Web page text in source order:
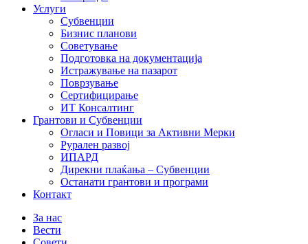
Услуги
Субвенции
Бизнис планови
Советување
Подготовка на документација
Истражување на пазарот
Поврзување
Сертифицирање
ИТ Консалтинг
Грантови и Субвенции
Огласи и Повици за Активни Мерки
Рурален развој
ИПАРД
Дирекни плаќања – Субвенции
Останати грантови и програми
Контакт
За нас
Вести